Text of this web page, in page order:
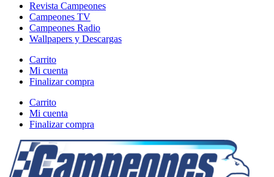
Revista Campeones
Campeones TV
Campeones Radio
Wallpapers y Descargas
Carrito
Mi cuenta
Finalizar compra
Carrito
Mi cuenta
Finalizar compra